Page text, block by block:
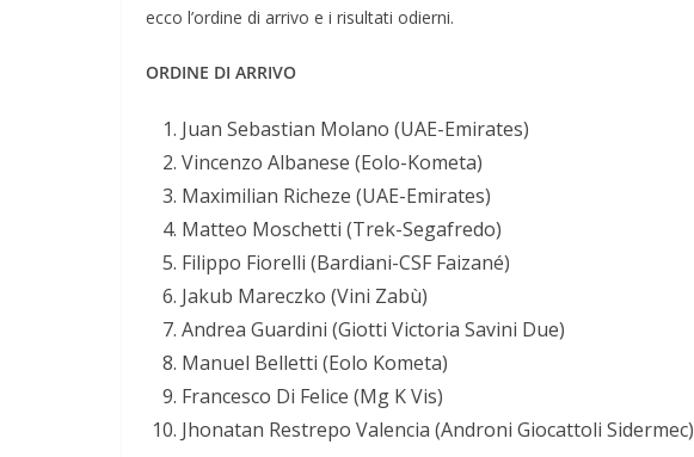
ecco l’ordine di arrivo e i risultati odierni.
ORDINE DI ARRIVO
Juan Sebastian Molano (UAE-Emirates)
Vincenzo Albanese (Eolo-Kometa)
Maximilian Richeze (UAE-Emirates)
Matteo Moschetti (Trek-Segafredo)
Filippo Fiorelli (Bardiani-CSF Faizané)
Jakub Mareczko (Vini Zabù)
Andrea Guardini (Giotti Victoria Savini Due)
Manuel Belletti (Eolo Kometa)
Francesco Di Felice (Mg K Vis)
Jhonatan Restrepo Valencia (Androni Giocattoli Sidermec)